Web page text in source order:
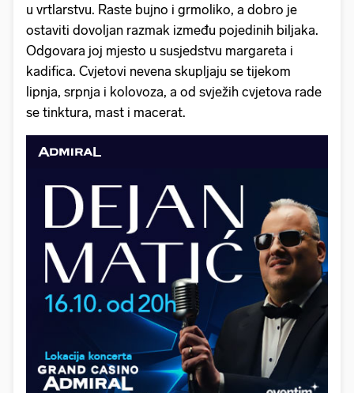
u vrtlarstvu. Raste bujno i grmoliko, a dobro je
ostaviti dovoljan razmak između pojedinih biljaka.
Odgovara joj mjesto u susjedstvu margareta i
kadifica. Cvjetovi nevena skupljaju se tijekom
lipnja, srpnja i kolovoza, a od svježih cvjetova rade
se tinktura, mast i macerat.